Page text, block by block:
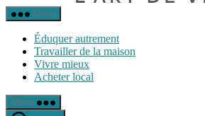
Menu
Éduquer autrement
Travailler de la maison
Vivre mieux
Acheter local
Menu